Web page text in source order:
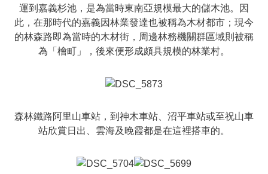
運到嘉義杉池，是為當時東南亞規模最大的儲木池。因
此，在那時代的嘉義因林業發達也被稱為木材都市；現今
的林森路即為當時的木材街，周邊林務機關群區域則被稱
為「檜町」，後來便形成頗具規模的林業村。
森林鐵路阿里山車站，到神木車站、沼平車站或至祝山車
站欣賞日出、雲海及晚霞都是在這裡搭車的。